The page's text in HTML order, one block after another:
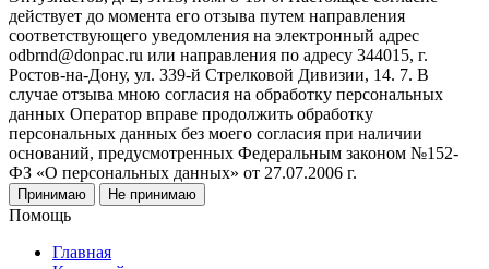
действует до момента его отзыва путем направления
соответствующего уведомления на электронный адрес
odbrnd@donpac.ru или направления по адресу 344015, г.
Ростов-на-Дону, ул. 339-й Стрелковой Дивизии, 14. 7. В
случае отзыва мною согласия на обработку персональных
данных Оператор вправе продолжить обработку
персональных данных без моего согласия при наличии
оснований, предусмотренных Федеральным законом №152-
ФЗ «О персональных данных» от 27.07.2006 г.
Принимаю Не принимаю
Помощь
Главная